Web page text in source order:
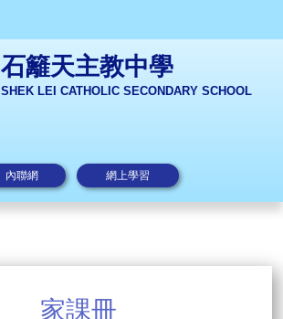
石籬天主教中學
SHEK LEI CATHOLIC SECONDARY SCHOOL
內聯網 網上學習
家課冊